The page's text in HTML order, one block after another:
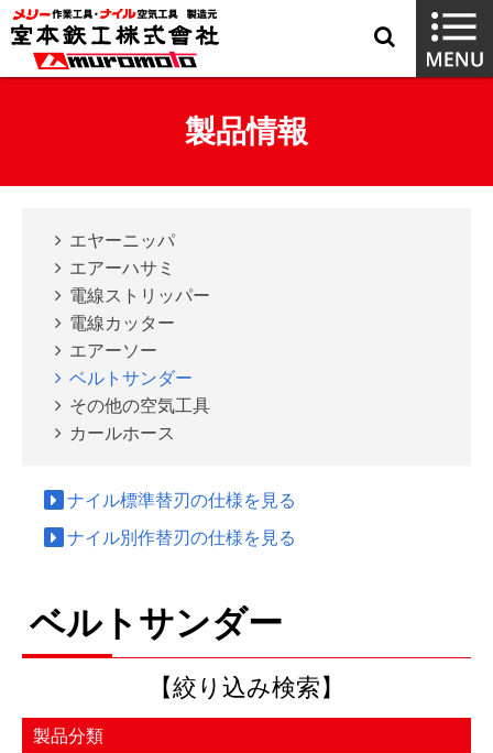
製品情報
エヤーニッパ
エアーハサミ
電線ストリッパー
電線カッター
エアーソー
ベルトサンダー
その他の空気工具
カールホース
ナイル標準替刃の仕様を見る
ナイル別作替刃の仕様を見る
ベルトサンダー
【絞り込み検索】
製品分類